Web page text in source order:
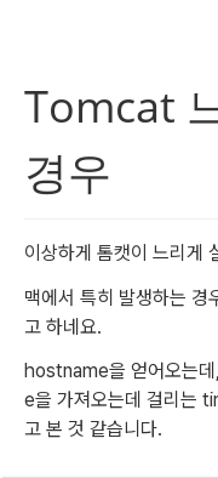
Tomcat
경우
이상하게 톰캣이 느리게
맥에서 특히 발생하는 경
고 하네요.
hostname을 얻어오는
e을 가져오는데 걸리는
고 본 것 같습니다.